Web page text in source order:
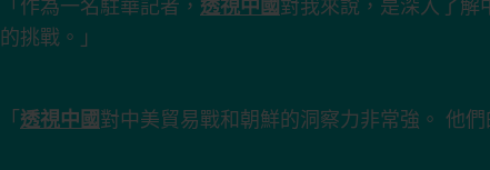
「作為一名駐華記者， 透視中國對我來說，是深入了解
的挑戰。」
「透視中國對中美貿易戰和朝鮮的洞察力非常強。 他